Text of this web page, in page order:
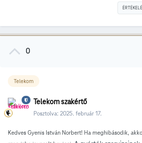
0
Telekom
Telekom szakértő
Posztolva: 2025. február 17.
Kedves Gyenis István Norbert! Ha meghibásodik,